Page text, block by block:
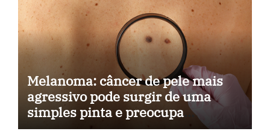
Melanoma: câncer de pele mais
agressivo pode surgir de uma
simples pinta e preocupa
especialistas